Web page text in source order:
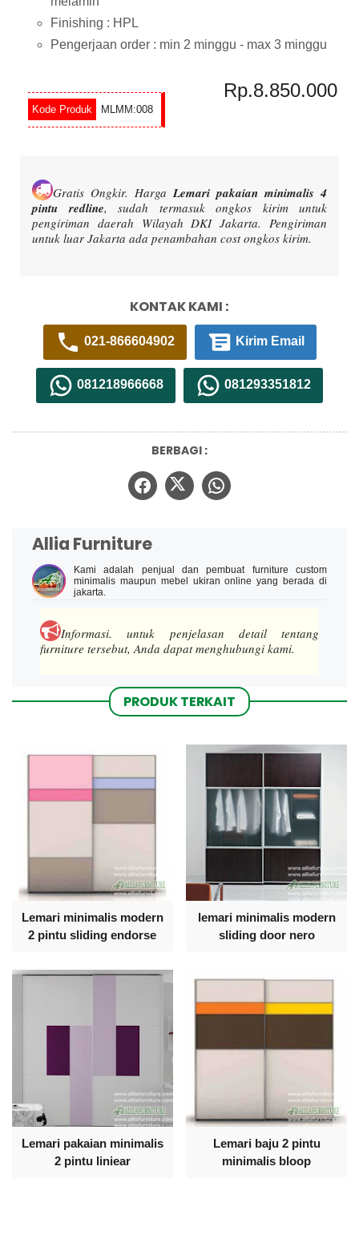
Finishing : HPL
Pengerjaan order : min 2 minggu - max 3 minggu
MLMM:008
Rp.8.850.000
Gratis Ongkir. HargaLemari pakaian minimalis 4
pintu redline, sudah termasuk ongkos kirim untuk
pengiriman daerah Wilayah DKI Jakarta. Pengiriman
untuk luar Jakarta ada penambahan cost ongkos kirim.
KONTAK KAMI :
021-866604902 Kirim Email
081218966668 081293351812
BERBAGI :
Allia Furniture
Kami adalah penjual dan pembuat furniture custom
minimalis maupun mebel ukiran online yang berada di
jakarta.
Informasi.untuk penjelasan detail tentang
furniture tersebut, Anda dapat menghubungi kami.
PRODUK TERKAIT
Lemari minimalis modern
2 pintu sliding endorse
lemari minimalis modern
sliding door nero
Lemari pakaian minimalis
2 pintu liniear
Lemari baju 2 pintu
minimalis bloop